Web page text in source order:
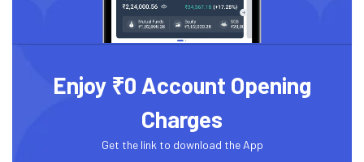
Enjoy ₹0 Account Opening
Charges
Get the link to download the App